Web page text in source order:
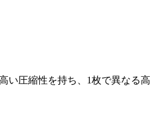
い圧縮性を持ち、1枚で異な